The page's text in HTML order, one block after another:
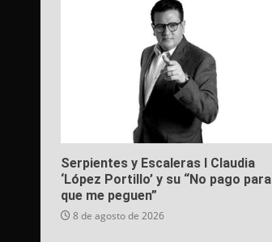
Serpientes y Escaleras I Claudia
‘López Portillo’ y su “No pago para
que me peguen”
8 de agosto de 2026